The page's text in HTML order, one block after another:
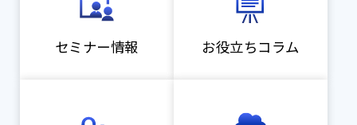
セミナー情報 お役立ちコラム